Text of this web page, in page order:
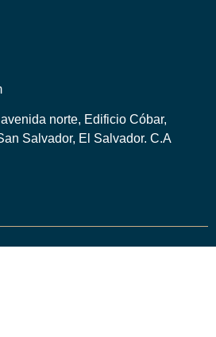
norte, Edificio Cóbar,
Salvador, El Salvador. C.A